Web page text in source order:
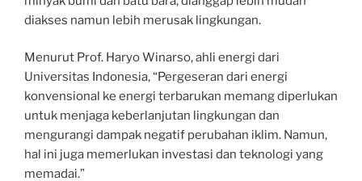
diakses namun lebih merusak lingkungan.
Menurut Prof. Haryo Winarso, ahli energi dari
Universitas Indonesia, “Pergeseran dari energi
konvensional ke energi terbarukan memang diperlukan
untuk menjaga keberlanjutan lingkungan dan
mengurangi dampak negatif perubahan iklim. Namun,
hal ini juga memerlukan investasi dan teknologi yang
memadai.”